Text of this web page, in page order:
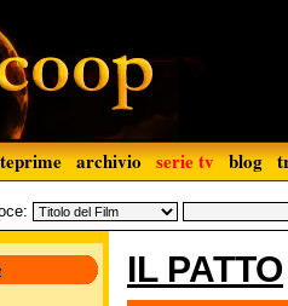
archivio serie tv blog
IL PATTO